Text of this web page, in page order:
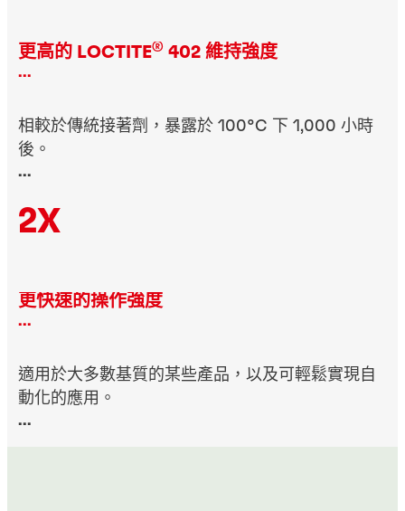
更高的 LOCTITE® 402 維持強度
...
相較於傳統接著劑，暴露於 100°C 下 1,000 小時
後。
...
2X
更快速的操作強度
...
適用於大多數基質的某些產品，以及可輕鬆實現自
動化的應用。
...